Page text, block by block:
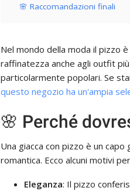
🌸 Raccomandazioni finali
Nel mondo della moda il pizzo
raffinatezza anche agli outfit
particolarmente popolari. Se
questo negozio ha un'ampia
🌸 Perché
Una giacca con pizzo è un
romantica. Ecco alcuni motivi
Eleganza: Il pizzo